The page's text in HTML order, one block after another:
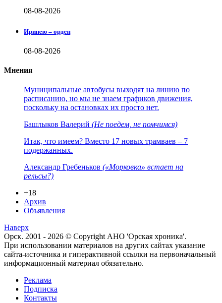
08-08-2026
Иринею – орден
08-08-2026
Мнения
Муниципальные автобусы выходят на линию по
расписанию, но мы не знаем графиков движения,
поскольку на остановках их просто нет.
Башлыков Валерий (Не поедем, не помчимся)
Итак, что имеем? Вместо 17 новых трамваев – 7
подержанных.
Александр Гребеньков («Морковка» встает на
рельсы?)
+18
Архив
Объявления
Наверх
Орск. 2001 - 2026 © Copyright АНО 'Орская хроника'.
При использовании материалов на других сайтах указание
сайта-источника и гиперактивной ссылки на первоначальный
информационный материал обязательно.
Реклама
Подписка
Контакты